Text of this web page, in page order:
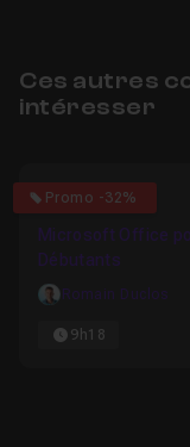
Ces autres
intéresser
Promo -32%
0
Microsoft Office
Débutants
Romain Duclos
9h18